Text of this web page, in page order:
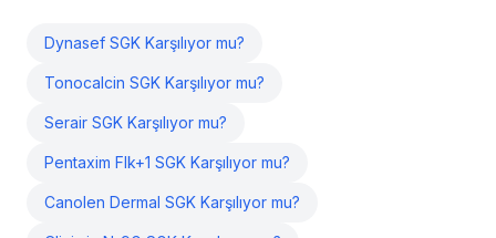
Dynasef SGK Karşılıyor mu?
Tonocalcin SGK Karşılıyor mu?
Serair SGK Karşılıyor mu?
Pentaxim Flk+1 SGK Karşılıyor mu?
Canolen Dermal SGK Karşılıyor mu?